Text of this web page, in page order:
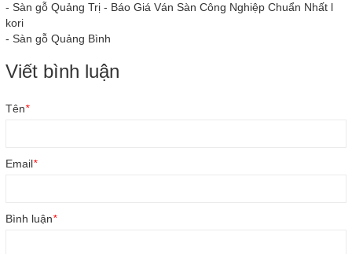
- Sàn gỗ Quảng Trị - Báo Giá Ván Sàn Công Nghiệp Chuẩn Nhất l
kori
- Sàn gỗ Quảng Bình
Viết bình luận
Tên*
Email*
Bình luận*